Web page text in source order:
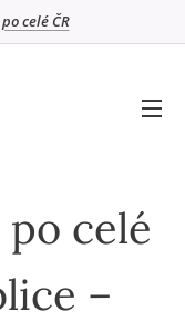
celé ČR
celé
–